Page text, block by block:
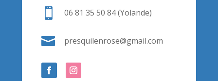
 06 81 35 50 84 (Yolande)
 presquilenrose@gmail.com